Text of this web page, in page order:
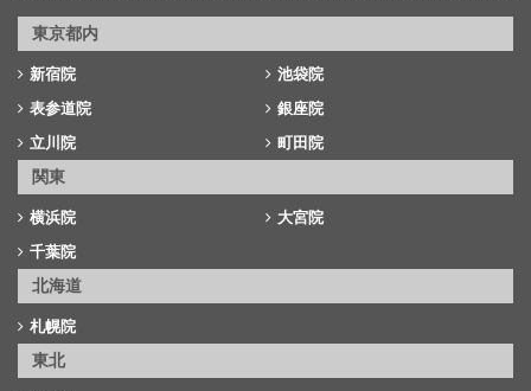
東京都内
新宿院
池袋院
表参道院
銀座院
立川院
町田院
関東
横浜院
大宮院
千葉院
北海道
札幌院
東北